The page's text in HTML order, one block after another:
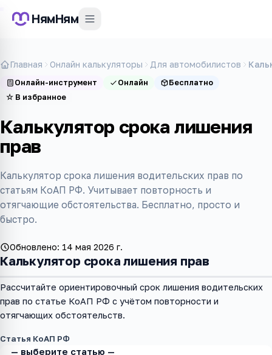
НямНям
Главная Онлайн калькуляторы Для автомобилистов
Онлайн-инструмент Онлайн
Бесплатно
☆ В избранное
Калькулятор срока лишения
прав
Калькулятор срока лишения водительских прав по
статьям КоАП РФ. Учитывает повторность и
отягчающие обстоятельства. Бесплатно, просто и
быстро.
Обновлено: 14 мая 2026 г.
Калькулятор срока лишения прав
Рассчитайте ориентировочный срок лишения водительских
прав по статье КоАП РФ с учётом повторности и
отягчающих обстоятельств.
Статья КоАП РФ